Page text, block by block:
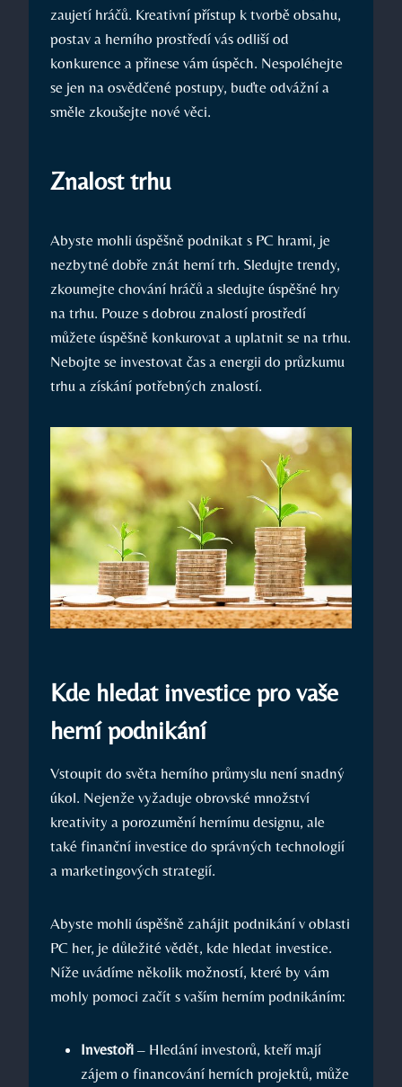
zaujetí hráčů. Kreativní přístup k tvorbě obsahu,
postav a herního prostředí vás odliší od
konkurence a přinese vám úspěch. Nespoléhejte
se jen na osvědčené postupy, buďte odvážní a
směle zkoušejte nové věci.
Znalost trhu
Abyste mohli úspěšně podnikat s PC hrami, je
nezbytné dobře znát herní trh. Sledujte trendy,
zkoumejte chování hráčů a sledujte úspěšné hry
na trhu. Pouze s dobrou znalostí prostředí
můžete úspěšně konkurovat a uplatnit se na trhu.
Nebojte se investovat čas a energii do průzkumu
trhu a získání potřebných znalostí.
Kde hledat investice pro vaše
herní podnikání
Vstoupit do světa herního průmyslu není snadný
úkol. Nejenže vyžaduje obrovské množství
kreativity a porozumění hernímu designu, ale
také finanční investice do správných technologií
a marketingových strategií.
Abyste mohli úspěšně zahájit podnikání v oblasti
PC her, je důležité vědět, kde hledat investice.
Níže uvádíme několik možností, které by vám
mohly pomoci začít s vaším herním podnikáním:
Investoři – Hledání investorů, kteří mají
zájem o financování herních projektů, může